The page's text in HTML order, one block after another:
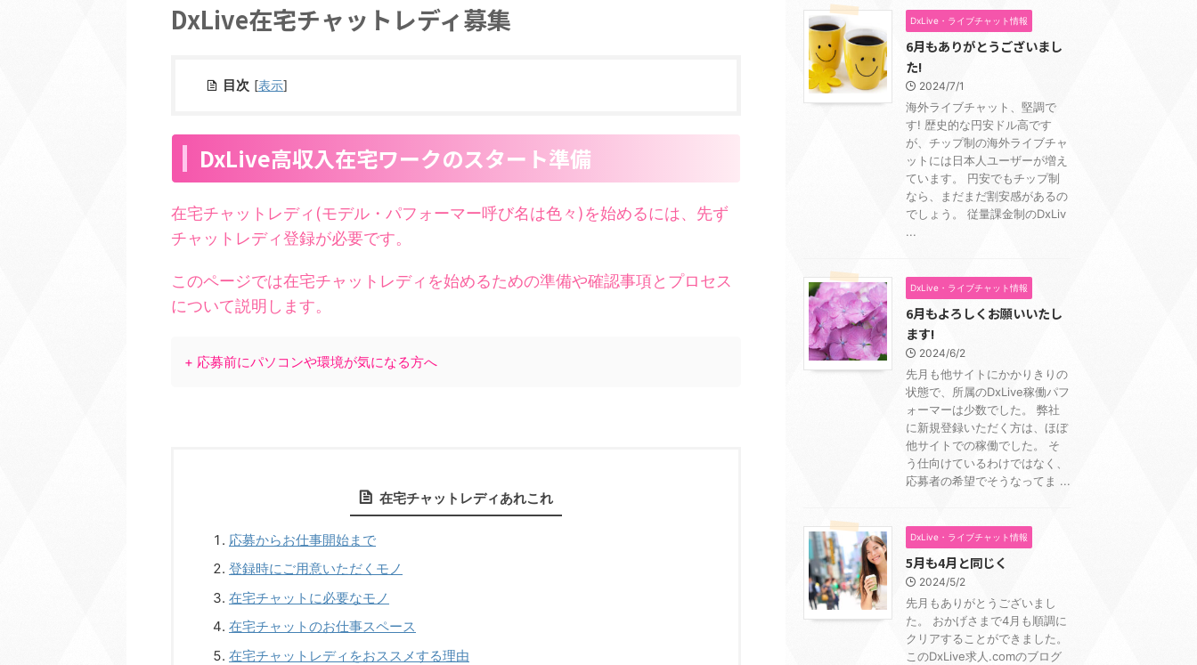
DxLive在宅チャットレディ募集
目次 [表示]
DxLive高収入在宅ワークのスタート準備
在宅チャットレディ(モデル・パフォーマー呼び名は色々)を始めるには、先ず
チャットレディ登録が必要です。
このページでは在宅チャットレディを始めるための準備や確認事項とプロセス
について説明します。
+ 応募前にパソコンや環境が気になる方へ
在宅チャットレディあれこれ
応募からお仕事開始まで
登録時にご用意いただくモノ
在宅チャットに必要なモノ
在宅チャットのお仕事スペース
在宅チャットレディをおススメする理由
DxLive・ライブチャット情報
6月もありがとうございまし
た!
2024/7/1
海外ライブチャット、堅調で
す! 歴史的な円安ドル高です
が、チップ制の海外ライブチャ
ットには日本人ユーザーが増え
ています。 円安でもチップ制
なら、まだまだ割安感があるの
でしょう。 従量課金制のDxLiv
...
DxLive・ライブチャット情報
6月もよろしくお願いいたし
ます!
2024/6/2
先月も他サイトにかかりきりの
状態で、所属のDxLive稼働パフ
ォーマーは少数でした。 弊社
に新規登録いただく方は、ほぼ
他サイトでの稼働でした。 そ
う仕向けているわけではなく、
応募者の希望でそうなってま ...
DxLive・ライブチャット情報
5月も4月と同じく
2024/5/2
先月もありがとうございまし
た。 おかげさまで4月も順調に
クリアすることができました。
このDxLive求人.comのブログ